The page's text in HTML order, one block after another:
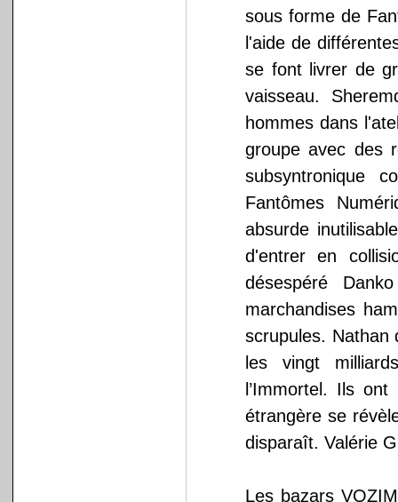
sous forme de
l'aide de
se font livrer de
vaisseau.
hommes dans
groupe avec des
subsyntronique
Fantômes
absurde
d'entrer en
désespéré
marchandises
scrupules. Nathan
les vingt
l’Immortel. Ils
étrangère se
disparaît. Valérie
Les bazars